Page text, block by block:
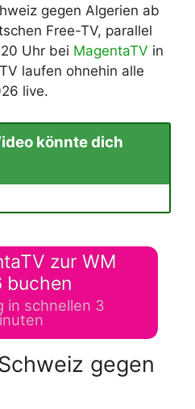
gegen Algerien ab
Free-TV, parallel
Uhr bei MagentaTV in
laufen ohnehin alle
live.
könnte dich
zur WM
buchen
in schnellen 3
gegen